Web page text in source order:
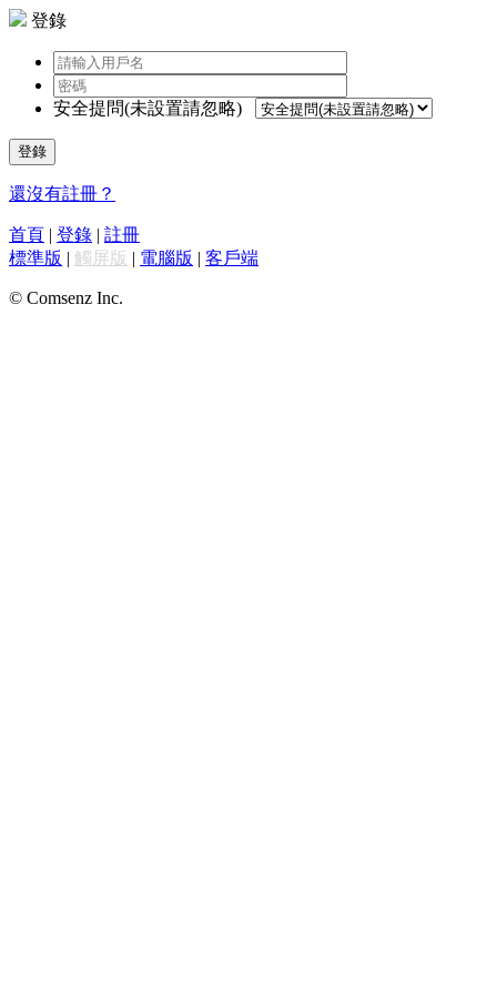
登錄
安全提問(未設置請忽略)
登錄
還沒有註冊？
首頁 | 登錄 | 註冊
標準版 | 觸屏版 | 電腦版 | 客戶端
© Comsenz Inc.